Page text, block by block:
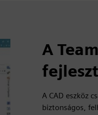
A
A CAD eszköz
biztonságos,